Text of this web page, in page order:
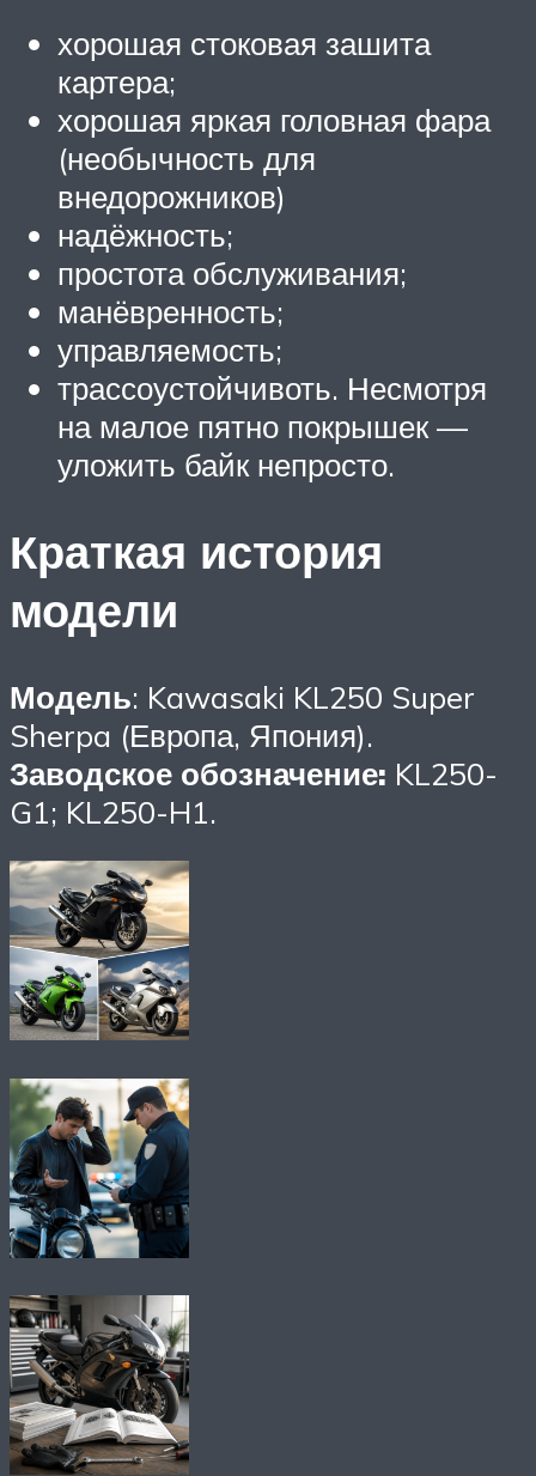
хорошая стоковая зашита
картера;
хорошая яркая головная фара
(необычность для
внедорожников)
надёжность;
простота обслуживания;
манёвренность;
управляемость;
трассоустойчивоть. Несмотря
на малое пятно покрышек —
уложить байк непросто.
Краткая история
модели
Модель: Kawasaki KL250 Super
Sherpa (Европа, Япония).
Заводское обозначение: KL250-
G1; KL250-H1.